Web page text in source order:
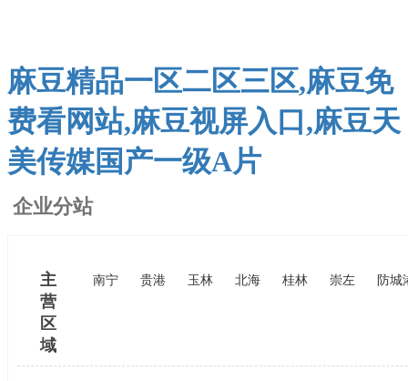
麻豆精品一区二区三区,麻豆免
费看网站,麻豆视屏入口,麻豆天
美传媒国产一级A片
企业分站
主
营
区
域
南宁 贵港 玉林 北海 桂林 崇左 防城